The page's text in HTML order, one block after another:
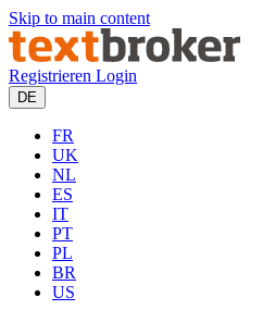
Skip to main content
Registrieren Login
DE
FR
UK
NL
ES
IT
PT
PL
BR
US